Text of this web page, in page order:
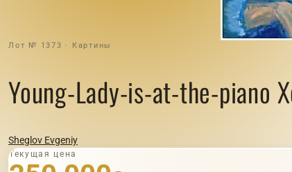
Лот № 1373 · Картины
Young-Lady-is-at-the-piano
Sheglov Evgeniy
Текущая цена